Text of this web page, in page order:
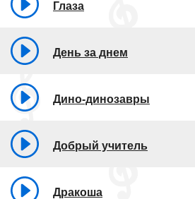
Глаза
День за днем
Дино-динозавры
Добрый учитель
Дракоша